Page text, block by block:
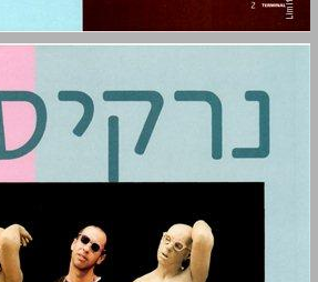
טרמינל 19 ... 2